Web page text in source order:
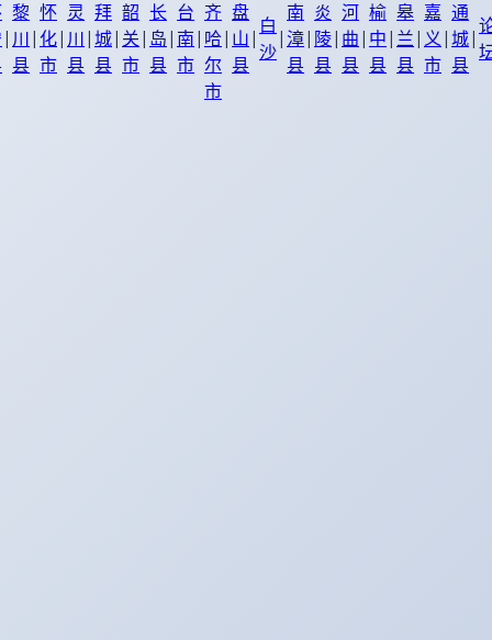
|
黎
川
县
|
怀
化
市
|
灵
川
县
|
拜
城
县
|
韶
关
市
|
长
岛
县
|
台
南
市
|
齐
哈
尔
市
|
盘
山
县
| 白
沙
|
南
漳
县
|
炎
陵
县
|
河
曲
县
|
榆
中
县
|
皋
兰
县
|
嘉
义
市
|
通
城
县
|